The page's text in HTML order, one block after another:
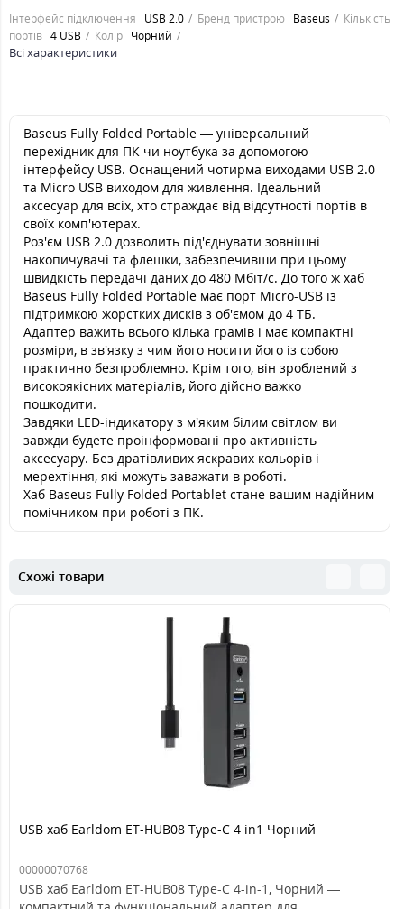
Інтерфейс підключення USB 2.0 Бренд пристрою Baseus
Кількість
портів 4 USB Колір Чорний
Всі характеристики
Baseus Fully Folded Portable — універсальний
перехідник для ПК чи ноутбука за допомогою
інтерфейсу USB. Оснащений чотирма виходами USB 2.0
та Micro USB виходом для живлення. Ідеальний
аксесуар для всіх, хто страждає від відсутності портів в
своїх комп'ютерах.
Роз'єм USB 2.0 дозволить під'єднувати зовнішні
накопичувачі та флешки, забезпечивши при цьому
швидкість передачі даних до 480 Мбіт/с. До того ж хаб
Baseus Fully Folded Portable має порт Micro-USB із
підтримкою жорстких дисків з об'ємом до 4 ТБ.
Адаптер важить всього кілька грамів і має компактні
розміри, в зв'язку з чим його носити його із собою
практично безпроблемно. Крім того, він зроблений з
високоякісних матеріалів, його дійсно важко
пошкодити.
Завдяки LED-індикатору з м’яким білим світлом ви
завжди будете проінформовані про активність
аксесуару. Без дратівливих яскравих кольорів і
мерехтіння, які можуть заважати в роботі.
Хаб Baseus Fully Folded Portablet стане вашим надійним
помічником при роботі з ПК.
Схожі товари
USB хаб Earldom ET-HUB08 Type-C 4 in1 Чорний
00000070768
USB хаб Earldom ET-HUB08 Type-C 4-in-1, Чорний —